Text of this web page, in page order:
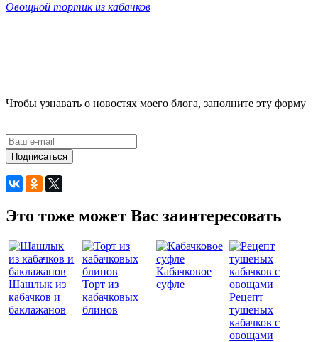
Овощной тортик из кабачков
Чтобы узнавать о новостях моего блога, заполните эту форму
Подписаться
Это тоже может Вас заинтересовать
Шашлык из
кабачков и
баклажанов
Торт из
кабачковых
блинов
Кабачковое
суфле
Рецепт
тушеных
кабачков с
овощами